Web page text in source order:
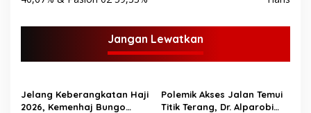
i
a
i
Jangan Lewatkan
Jelang Keberangkatan Haji
2026, Kemenhaj Bungo
Polemik Akses Jalan Temui
Titik Terang, Dr. Alparobi